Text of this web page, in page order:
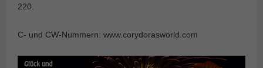
220.
C- und CW-Nummern: www.corydorasworld.com